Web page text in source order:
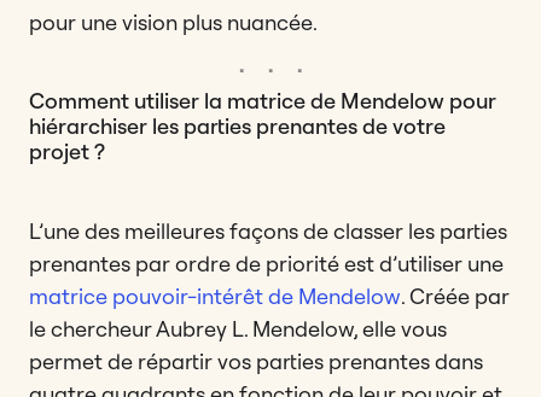
pour une vision plus nuancée.
Comment utiliser la matrice de Mendelow pour
hiérarchiser les parties prenantes de votre
projet ?
L’une des meilleures façons de classer les parties
prenantes par ordre de priorité est d’utiliser une
matrice pouvoir-intérêt de Mendelow. Créée par
le chercheur Aubrey L. Mendelow, elle vous
permet de répartir vos parties prenantes dans